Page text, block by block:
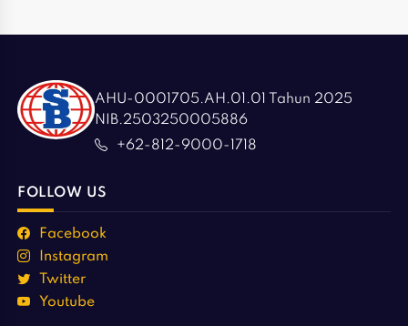
AHU-0001705.AH.01.01 Tahun 2025
NIB.2503250005886
+62-812-9000-1718
FOLLOW US
Facebook
Instagram
Twitter
Youtube